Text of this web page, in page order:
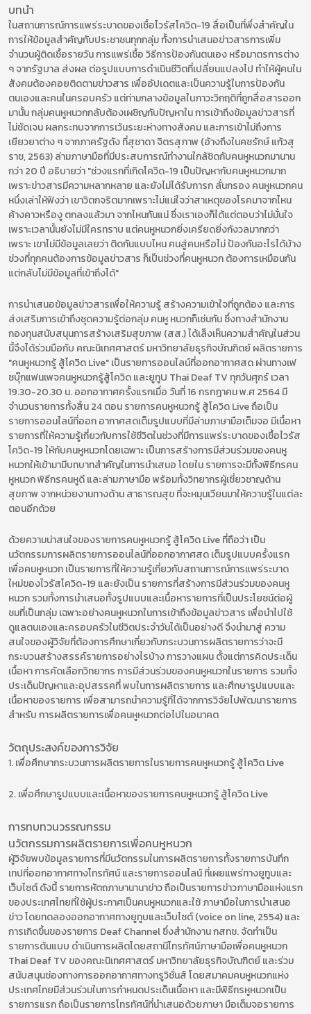
บทนำ
ในสถานการณ์การแพร่ระบาดของเชื้อไวรัสโควิด-19 สื่อเป็นที่พึ่งสำคัญใน
การให้ข้อมูลสำคัญกับประชาชนทุกกลุ่ม ทั้งการนำเสนอข่าวสารการเพิ่ม
จำนวนผู้ติดเชื้อรายวัน การแพร่เชื้อ วิธีการป้องกันตนเอง หรือมาตรการต่าง
ๆ จากรัฐบาล ส่งผล ต่อรูปแบบการดำเนินชีวิตที่เปลี่ยนแปลงไป ทำให้ผู้คนใน
สังคมต้องคอยติดตามข่าวสาร เพื่ออัปเดตและเป็นความรู้ในการป้องกัน
ตนเองและคนในครอบครัว แต่ท่ามกลางข้อมูลในภาวะวิกฤติที่ถูกสื่อสารออก
มานั้น กลุ่มคนหูหนวกกลับต้องเผชิญกับปัญหาใน การเข้าถึงข้อมูลข่าวสารที่
ไม่ชัดเจน ผลกระทบจากการเว้นระยะห่างทางสังคม และการเข้าไม่ถึงการ
เยียวยาต่าง ๆ จากภาครัฐดัง ที่สุชาดา จิตรสุภาพ (อ้างถึงในคชรักษ์ แก้วสุ
ราช, 2563) ล่ามภาษามือที่มีประสบการณ์ทำงานใกล้ชิดกับคนหูหนวกมานาน
กว่า 20 ปี อธิบายว่า "ช่วงแรกที่เกิดโควิด-19 เป็นปัญหากับคนหูหนวกมาก
เพราะข่าวสารมีความหลากหลาย และยังไม่ได้รับการก ลั่นกรอง คนหูหนวกคน
หนึ่งเล่าให้ฟังว่า เขาวิตกจริตมากเพราะไม่แน่ใจว่าสาเหตุของโรคมาจากไหน
ค้างคาวหรืองู ตกลงแล้วมา จากไหนกันแน่ ซึ่งเราเองก็ได้แต่ตอบว่าไม่มั่นใจ
เพราะเวลานั้นยังไม่มีใครทราบ แต่คนหูหนวกยิ่งเครียดยิ่งกังวลมากกว่า
เพราะ เขาไม่มีข้อมูลเลยว่า ติดกันแบบไหน คนสู่คนหรือไม่ ป้องกันอะไรได้บ้าง
ช่วงที่ทุกคนต้องการข้อมูลข่าวสาร ก็เป็นช่วงที่คนหูหนวก ต้องการเหมือนกัน
แต่กลับไม่มีข้อมูลที่เข้าถึงได้"
การนำเสนอข้อมูลข่าวสารเพื่อให้ความรู้ สร้างความเข้าใจที่ถูกต้อง และการ
ส่งเสริมการเข้าถึงชุดความรู้ต่อกลุ่ม คนหู หนวกก็เช่นกัน ซึ่งทางสำนักงาน
กองทุนสนับสนุนการสร้างเสริมสุขภาพ (สส.) ได้เล็งเห็นความสำคัญในส่วน
นี้จึงได้ร่วมมือกับ คณะนิเทศศาสตร์ มหาวิทยาลัยธุรกิจบัณฑิตย์ ผลิตรายการ
"คนหูหนวกรู้ สู้โควิด Live" เป็นรายการออนไลน์ที่ออกอากาศสด ผ่านทางเฟ
ซบุ๊กแฟนเพจคนหูหนวกรู้สู้โควิด และยูทูU Thai Deaf TV ทุกวันศุกร์ เวลา
19.30-20.30 น. ออกอากาศครั้งแรกเมื่อ วันที่ 16 กรกฎาคม พ.ศ 2564 มี
จำนวนรายการทั้งสิ้น 24 ตอน รายการคนหูหนวกรู้ สู้โควิด Live ถือเป็น
รายการออนไลน์ที่ออก อากาศสดเต็มรูปแบบที่มีล่ามภาษามือเต็มจอ มีเนื้อหา
รายการที่ให้ความรู้เกี่ยวกับการใช้ชีวิตในช่วงที่มีการแพร่ระบาดของเชื้อไวรัส
โควิด-19 ให้กับคนหูหนวกโดยเฉพาะ เป็นการสร้างการมีส่วนร่วมของคนหู
หนวกให้เข้ามามีบทบาทสำคัญในการนำเสนอ โดยใน รายการจะมีทั้งพิธีกรคน
หูหนวก พิธีกรคนหูดี และล่ามภาษามือ พร้อมทั้งวิทยากรผู้เชี่ยวชาญด้าน
สุขภาพ จากหน่วยงานทางด้าน สาธารณสุข ที่จะหมุนเวียนมาให้ความรู้ในแต่ละ
ตอนอีกด้วย
ด้วยความน่าสนใจของรายการคนหูหนวกรู้ สู้โควิด Live ที่ถือว่า เป็น
นวัตกรรมการผลิตรายการออนไลน์ที่ออกอากาศสด เต็มรูปแบบครั้งแรก
เพื่อคนหูหนวก เป็นรายการที่ให้ความรู้เกี่ยวกับสถานการณ์การแพร่ระบาด
ใหม่ของไวรัสโควิด-19 และยังเป็น รายการที่สร้างการมีส่วนร่วมของคนหู
หนวก รวมทั้งการนำเสนอทั้งรูปแบบและเนื้อหารายการที่เป็นประโยชน์ต่อผู้
ชมที่เป็นกลุ่ม เฉพาะอย่างคนหูหนวกในการเข้าถึงข้อมูลข่าวสาร เพื่อนำไปใช้
ดูแลตนเองและครอบครัวในชีวิตประจำวันได้เป็นอย่างดี จึงนำมาสู่ ความ
สนใจของผู้วิจัยที่ต้องการศึกษาเกี่ยวกับกระบวนการผลิตรายการว่าจะมี
กระบวนสร้างสรรค์รายการอย่างไรบ้าง การวางแผน ตั้งแต่การคิดประเด็น
เนื้อหา การคัดเลือกวิทยากร การมีส่วนร่วมของคนหูหนวกในรายการ รวมทั้ง
ประเด็นปัญหาและอุปสรรคที่ พบในการผลิตรายการ และศึกษารูปแบบและ
เนื้อหาของรายการ เพื่อสามารถนำความรู้ที่ได้จากการวิจัยไปพัฒนารายการ
สำหรับ การผลิตรายการเพื่อคนหูหนวกต่อไปในอนาคต
วัตถุประสงค์ของการวิจัย
1. เพื่อศึกษากระบวนการผลิตรายการในรายการคนหูหนวกรู้ สู้โควิด Live
2. เพื่อศึกษารูปแบบและเนื้อหาของรายการคนหูหนวกรู้ สู้โควิด Live
การทบทวนวรรณกรรม
นวัตกรรมการผลิตรายการเพื่อคนหูหนวก
ผู้วิจัยพบข้อมูลรายการที่มีนวัตกรรมในการผลิตรายการทั้งรายการบันทึก
เทปที่ออกอากาศทางโทรทัศน์ และรายการออนไลน์ ที่เผยแพร่ทางยูทูบและ
เว็บไซต์ ดังนี้ รายการหัตถภาษานานาข่าว ถือเป็นรายการข่าวภาษามือแห่งแรก
ของประเทศไทยที่ใช้ผู้ประกาศเป็นคนหูหนวกและใช้ ภาษามือในการนำเสนอ
ข่าว โดยทดลองออกอากาศทางยูทูบและเว็บไซต์ (voice on line, 2554) และ
การเกิดขึ้นของรายการ Deaf Channel ซึ่งสำนักงาน กสทช. จัดทำเป็น
รายการต้นแบบ ดำเนินการผลิตโดยสถานีโทรทัศน์ภาษามือเพื่อคนหูหนวก
Thai Deaf TV ของคณะนิเทศศาสตร์ มหาวิทยาลัยธุรกิจบัณฑิตย์ และร่วม
สนับสนุนช่องทางการออกอากาศทางทรูวิชั่นส์ โดยสมาคมคนหูหนวกแห่ง
ประเทศไทยมีส่วนร่วมในการกำหนดประเด็นเนื้อหา และมีพิธีกรหูหนวกเป็น
รายการแรก ถือเป็นรายการโทรทัศน์ที่นำเสนอด้วยภาษา มือเต็มจอรายการ